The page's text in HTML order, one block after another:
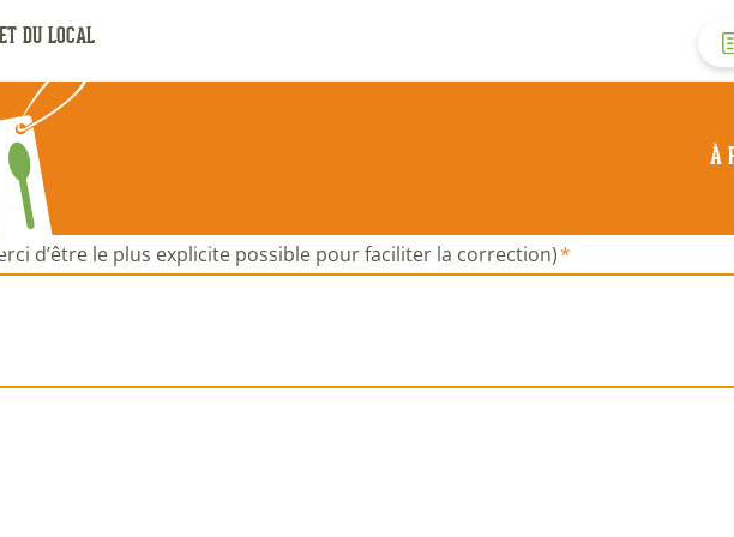
DU LOCAL
À
d’être le plus explicite possible pour faciliter la correction)